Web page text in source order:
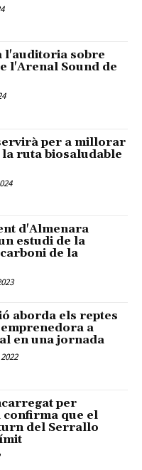
l'auditoria sobre
l'Arenal Sound de
per a millorar
ruta biosaludable
d'Almenara
estudi de la
de la
aborda els reptes
a
en una jornada
per
confirma que el
del Serrallo